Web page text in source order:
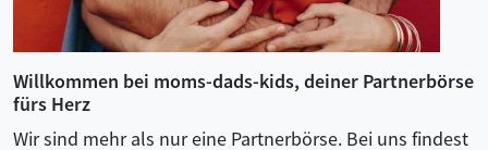
Willkommen bei moms-dads-kids, deiner Partnerbörse
fürs Herz
Wir sind mehr als nur eine Partnerbörse. Bei uns findest